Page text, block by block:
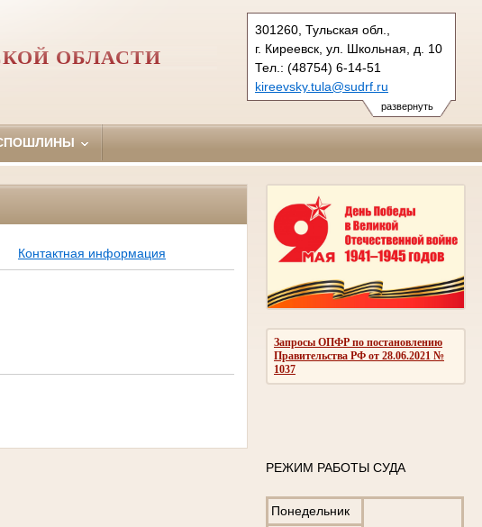
развернуть
301260, Тульская обл.,
г. Киреевск, ул. Школьная, д. 10
Тел.: (48754) 6-14-51
kireevsky.tula@sudrf.ru
ОБЛАСТИ
Запросы ОПФР по постановлению
Правительства РФ от 28.06.2021 №
1037
РЕЖИМ РАБОТЫ СУДА
Понедельник
Контактная информация